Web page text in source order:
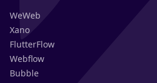
WeWeb
Xano
FlutterFlow
Webflow
Bubble